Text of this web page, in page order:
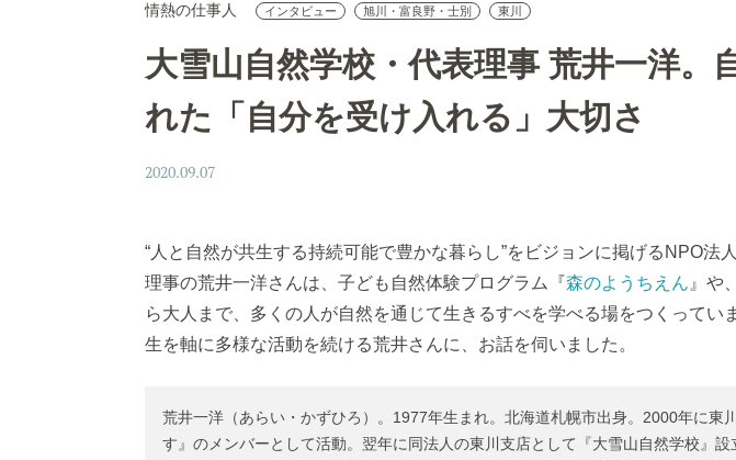
情熱の仕事人 インタビュー 旭川・富良野・士別 東川
大雪山自然学校・代表理事 荒井一洋。
れた「自分を受け入れる」大切さ
2020.09.07
“人と自然が共生する持続可能で豊かな暮らし”をビジョンに掲げるNPO法
理事の荒井一洋さんは、子ども自然体験プログラム『森のようちえん 』や
ら大人まで、多くの人が自然を通じて生きるすべを学べる場をつくってい
生を軸に多様な活動を続ける荒井さんに、お話を伺いました。
荒井一洋（あらい・かずひろ）。1977年生まれ。北海道札幌市出身。2000年に東
す』のメンバーとして活動。翌年に同法人の東川支店として『大雪山自然学校』